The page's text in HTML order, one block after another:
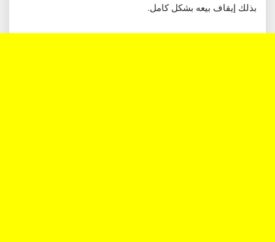
بذلك إيقاف بيعه بشكل كامل.